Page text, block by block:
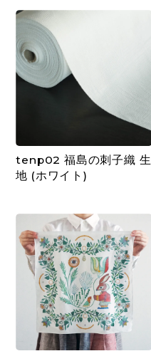
tenp02 福島の刺子織 生
地 (ホワイト)